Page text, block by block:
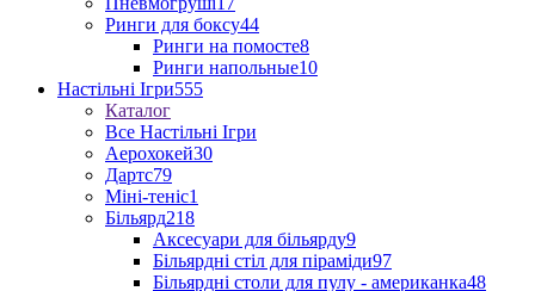
Ринги для боксу44
Ринги на помосте8
Ринги напольные10
Настільні Ігри555
Каталог
Все Настільні Ігри
Аерохокей30
Дартс79
Міні-теніс1
Більярд218
Аксесуари для більярду9
Більярдні стіл для піраміди97
Більярдні столи для пулу - американка48